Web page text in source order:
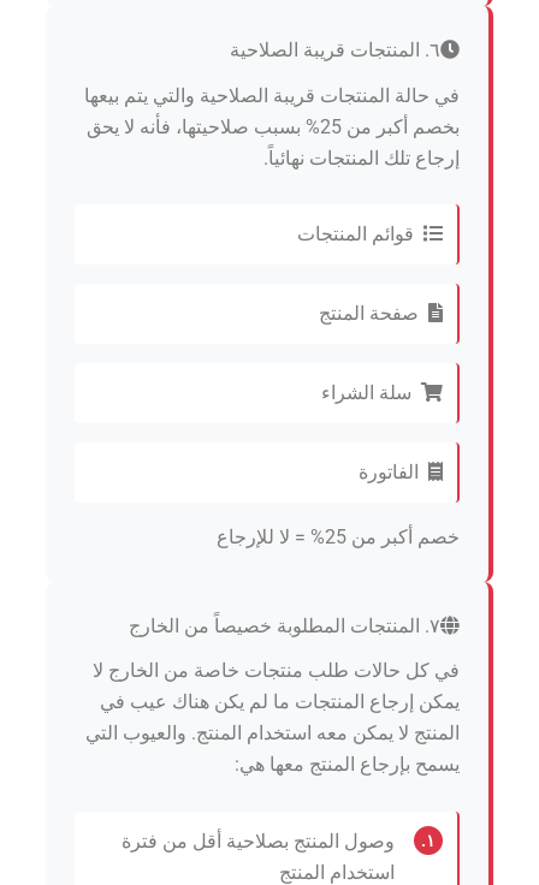
٦. المنتجات قريبة الصلاحية
في حالة المنتجات قريبة الصلاحية والتي يتم بيعها
بخصم أكبر من 25% بسبب صلاحيتها، فأنه لا يحق
إرجاع تلك المنتجات نهائياً.
قوائم المنتجات
صفحة المنتج
سلة الشراء
الفاتورة
خصم أكبر من 25% = لا للإرجاع
٧. المنتجات المطلوبة خصيصاً من الخارج
في كل حالات طلب منتجات خاصة من الخارج لا
يمكن إرجاع المنتجات ما لم يكن هناك عيب في
المنتج لا يمكن معه استخدام المنتج. والعيوب التي
يسمح بإرجاع المنتج معها هي:
١.
وصول المنتج بصلاحية أقل من فترة
استخدام المنتج